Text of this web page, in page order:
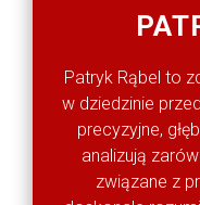
Patryk Rąbel to
w dziedzinie
precyzyjne,
analizują
związane z